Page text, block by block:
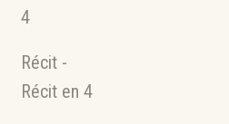
4
Récit -
Récit en 4